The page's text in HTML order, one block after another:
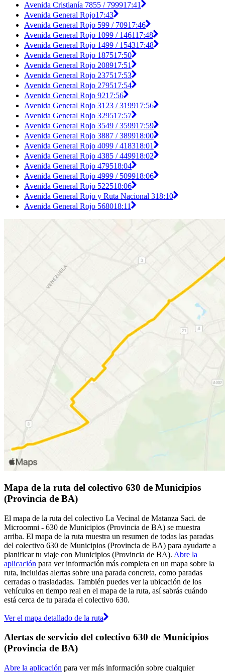
Avenida Cristianía 7855 / 799917:41
Avenida General Rojo17:43
Avenida General Rojo 599 / 70917:46
Avenida General Rojo 1099 / 146117:48
Avenida General Rojo 1499 / 154317:48
Avenida General Rojo 187517:50
Avenida General Rojo 208917:51
Avenida General Rojo 237517:53
Avenida General Rojo 279517:54
Avenida General Rojo 9217:56
Avenida General Rojo 3123 / 319917:56
Avenida General Rojo 329517:57
Avenida General Rojo 3549 / 359917:59
Avenida General Rojo 3887 / 389918:00
Avenida General Rojo 4099 / 418318:01
Avenida General Rojo 4385 / 449918:02
Avenida General Rojo 479518:04
Avenida General Rojo 4999 / 509918:06
Avenida General Rojo 522518:06
Avenida General Rojo y Ruta Nacional 318:10
Avenida General Rojo 568018:11
Mapa de la ruta del colectivo 630 de Municipios
(Provincia de BA)
El mapa de la ruta del colectivo La Vecinal de Matanza Saci. de
Microomni - 630 de Municipios (Provincia de BA) se muestra
arriba. El mapa de la ruta muestra un resumen de todas las paradas
del colectivo 630 de Municipios (Provincia de BA) para ayudarte a
planificar tu viaje con Municipios (Provincia de BA). Abre la
aplicación para ver información más completa en un mapa sobre la
ruta, incluidas alertas sobre una parada concreta, como paradas
cerradas o trasladadas. También puedes ver la ubicación de los
vehículos en tiempo real en el mapa de la ruta, así sabrás cuándo
está cerca de tu parada el colectivo 630.
Ver el mapa detallado de la ruta
Alertas de servicio del colectivo 630 de Municipios
(Provincia de BA)
Abre la aplicación para ver más información sobre cualquier